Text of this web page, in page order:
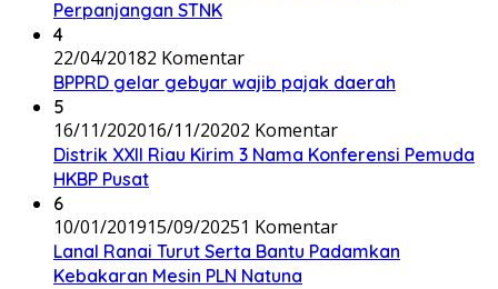
Perpanjangan STNK
4
22/04/20182 Komentar
BPPRD gelar gebyar wajib pajak daerah
5
16/11/202016/11/20202 Komentar
Distrik XXII Riau Kirim 3 Nama Konferensi Pemuda
HKBP Pusat
6
10/01/201915/09/20251 Komentar
Lanal Ranai Turut Serta Bantu Padamkan
Kebakaran Mesin PLN Natuna